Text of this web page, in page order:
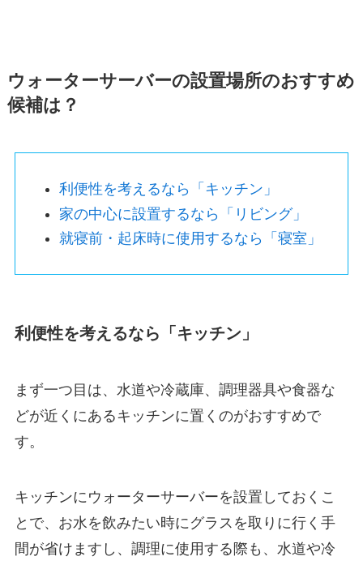
ウォーターサーバーの設置場所のおすすめ
候補は？
利便性を考えるなら「キッチン」
家の中心に設置するなら「リビング」
就寝前・起床時に使用するなら「寝室」
利便性を考えるなら「キッチン」
まず一つ目は、水道や冷蔵庫、調理器具や食器な
どが近くにあるキッチンに置くのがおすすめで
す。
キッチンにウォーターサーバーを設置しておくこ
とで、お水を飲みたい時にグラスを取りに行く手
間が省けますし、調理に使用する際も、水道や冷